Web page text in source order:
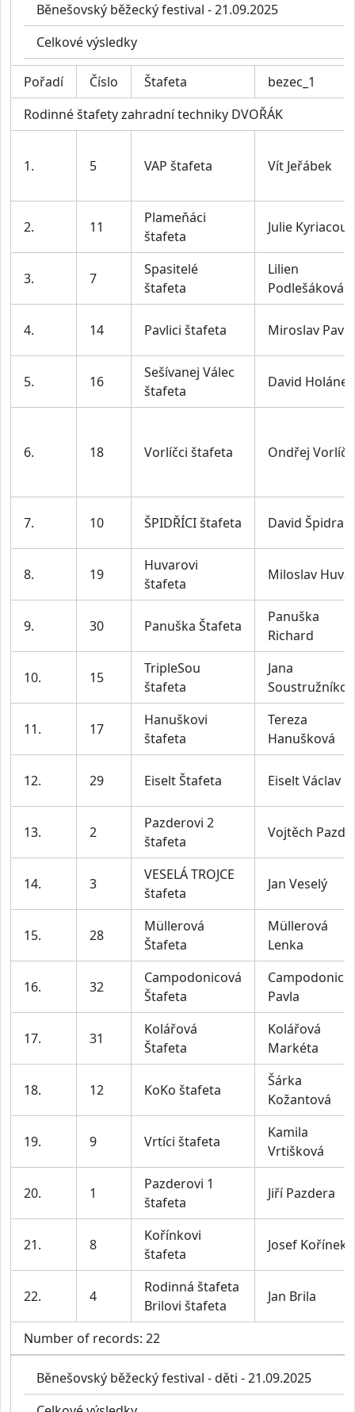
Běnešovský běžecký festival - 21.09.2025
Celkové výsledky
Pořadí Číslo Štafeta
bezec_1
Rodinné štafety zahradní techniky DVOŘÁK
1. 5 VAP štafeta Vít Jeřábek
2. 11
Plameňáci
štafeta
Julie Kyriacou
3. 7
Spasitelé
štafeta
Lilien
Podlešáková
4. 14 Pavlici štafeta Miroslav
5. 16
Sešívanej Válec
štafeta
David Holánek
6. 18 Vorlíčci štafeta Ondřej
7. 10 ŠPIDŘÍCI štafeta David Špidra
8. 19
Huvarovi
štafeta
Miloslav
9. 30 Panuška Štafeta
Panuška
Richard
10. 15
TripleSou
štafeta
Jana
11. 17
Hanuškovi
štafeta
Tereza
Hanušková
12. 29 Eiselt Štafeta Eiselt Václav
13. 2
Pazderovi 2
štafeta
Vojtěch
14. 3
VESELÁ TROJCE
štafeta
Jan Veselý
15. 28
Müllerová
Štafeta
Müllerová
Lenka
16. 32
Campodonicová
Štafeta
Pavla
17. 31
Kolářová
Štafeta
Kolářová
Markéta
18. 12 KoKo štafeta
Šárka
Kožantová
19. 9 Vrtíci štafeta
Kamila
Vrtišková
20. 1
Pazderovi 1
štafeta
Jiří Pazdera
21. 8
Kořínkovi
štafeta
Josef Kořínek
22. 4
Rodinná štafeta
Brilovi štafeta
Jan Brila
Number of records: 22
Běnešovský běžecký festival - děti - 21.09.2025